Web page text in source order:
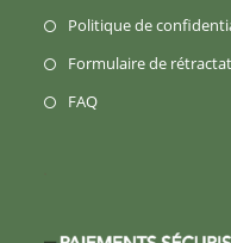
Politique de
Formulaire de
FAQS’ouvre